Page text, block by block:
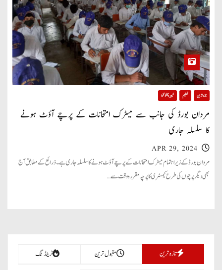
تازہ ترین تعلیم خیبر پختونخوا
مردان بورڈ کی جانب سے میٹرک امتحانات کے پرچے آؤٹ ہونے
کا سلسلہ جاری
APR 29, 2024
مردان بورڈ کے زیر اہتمام میٹرک امتحانات کے پرچے آؤٹ ہونے کا سلسلہ جاری ہے۔ ذرائع کے مطابق آج
بھی دیگر پرچوں کی طرح کیمسٹری کا پرچہ مقررہ وقت سے…
تازہ ترین مقبول ترین ٹرینڈنگ